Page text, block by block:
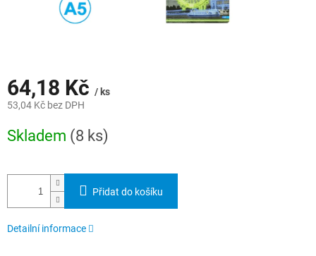
64,18 Kč / ks
53,04 Kč bez DPH
cena:
Skladem (8 ks)
Přidat do košíku
Detailní informace